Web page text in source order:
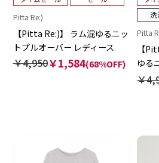
Pitta Re:)
【Pitta Re:)】 ラム混ゆるニッ
トプルオーバー レディース
￥4,950￥1,584(68%OFF)
Pitta
【
ゆる
ィー
￥